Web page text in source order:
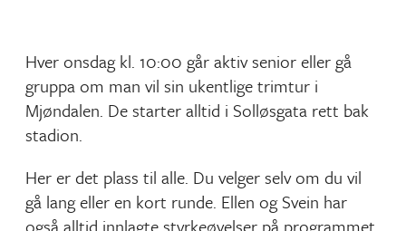
Hver onsdag kl. 10:00 går aktiv senior eller gå
gruppa om man vil sin ukentlige trimtur i
Mjøndalen. De starter alltid i Solløsgata rett bak
stadion.
Her er det plass til alle. Du velger selv om du vil
gå lang eller en kort runde. Ellen og Svein har
også alltid innlagte styrkeøvelser på programmet